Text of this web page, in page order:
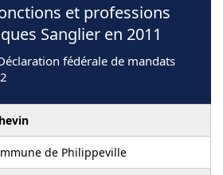
et professions
Sanglier en 2011
fédérale de mandats
de Philippeville